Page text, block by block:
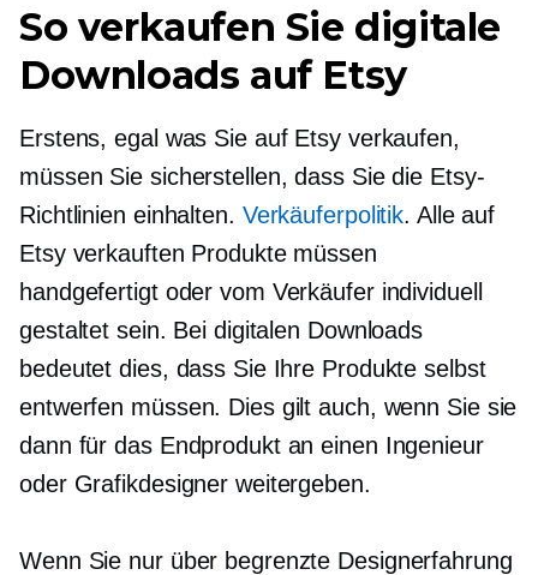
So verkaufen Sie digitale
Downloads auf Etsy
Erstens, egal was Sie auf Etsy verkaufen,
müssen Sie sicherstellen, dass Sie die Etsy-
Richtlinien einhalten. Verkäuferpolitik. Alle auf
Etsy verkauften Produkte müssen
handgefertigt oder vom Verkäufer individuell
gestaltet sein. Bei digitalen Downloads
bedeutet dies, dass Sie Ihre Produkte selbst
entwerfen müssen. Dies gilt auch, wenn Sie sie
dann für das Endprodukt an einen Ingenieur
oder Grafikdesigner weitergeben.
Wenn Sie nur über begrenzte Designerfahrung